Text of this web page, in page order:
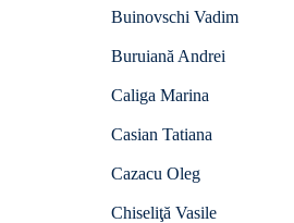
Buinovschi Vadim
Buruiană Andrei
Caliga Marina
Casian Tatiana
Cazacu Oleg
Chiseliţă Vasile